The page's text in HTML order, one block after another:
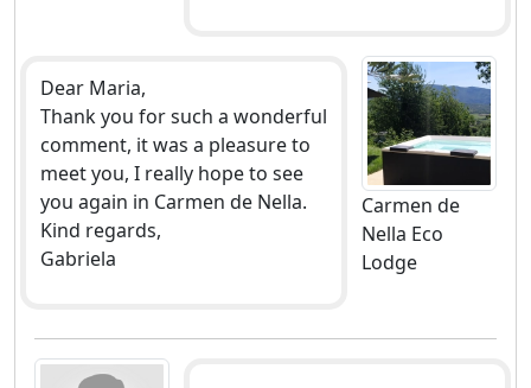
Dear Maria,
Thank you for such a wonderful
comment, it was a pleasure to
meet you, I really hope to see
you again in Carmen de Nella.
Kind regards,
Gabriela
Carmen de
Nella Eco
Lodge